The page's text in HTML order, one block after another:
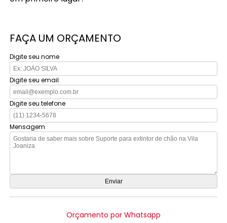
FAÇA UM ORÇAMENTO
Digite seu nome
Digite seu email
Digite seu telefone
Mensagem
Orçamento por Whatsapp